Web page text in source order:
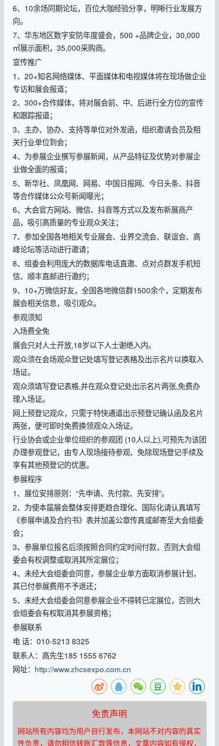
6、10余场同期论坛，百位大咖经验分享，明晰行业发展方
向。
7、华东地区数字安防年度盛会，500 +品牌企业，30,000
㎡展示面积，35,000采购商。
宣传推广
1、20+知名网络媒体、平面媒体和电视媒体将在现场做企业
专访和展会报道；
2、300+合作媒体，将对展会前、中、后进行全方位的宣传
和跟踪报道；
3、主办、协办、支持等单位对外发函，组织邀请会员及相
关行业单位到会；
4、为参展企业撰写参展新闻，从产品特征及优势对参展企
业做全面的报道；
5、新华社、凤凰网、网易、中国日报网、今日头条、抖音
等合作媒体公众号新闻曝光；
6、大会官方网站、微信、抖音等方式以及发布新展商产
品，吸引高质量的专业观众关注；
7、参加全国各地相关专业展会、业界交流会、联谊会、高
峰论坛等活动进行邀请；
8、组委会利用庞大的数据库电话直邀、点对点群发手机短
信、顺丰直邮进行邀约；
9、10+万微信好友，全国各地微信群1500余个，定期发布
展会相关信息，吸引观众。
参观须知
入场费全免
展会只对人士开放,18岁以下人士谢绝入内。
观众须在会场观众登记处填写登记表格及出示名片以换取入
场证。
观众须填写登记表格,并在观众登记处出示名片两张,免费办
理入场证。
网上预登记观众，只需于特快通道出示预登记确认函及名片
两张，便可即时免费换领观众入场证。
行业协会或企业单位组织的参观团 (10人以上),可预先为该团
办理参观登记，由专人现场接待参观、免除现场登记手续及
享有其他预登记的优惠。
参展程序
1、展位安排原则：“先申请、先付款、先安排”。
2、为使本届展会整体安排更趋合理化、国际化请认真填写
《参展申请及合约书》表并加盖公章传真或邮寄至大会组委
会；
3、参展单位报名后须按照合同约定时间付款，否则大会组
委会有权调整或取消其所定展位；
4、未经大会组委会同意，参展企业单方面取消参展计划，
其已付参展费用不予退还；
5、未经大会组委会同意参展企业不得转已定展位，否则大
会组委会有权取消其参展资格；
参展联系
电 话：010-5213 8325
联系人：高先生185 1555 6762
网址： http://www.zhcsexpo.com.cn
免责声明
网站所有内容均为用户自行发布，本网站不对内容的真实
性负责，请勿相信转账汇款等信息，文章内容如有侵权，